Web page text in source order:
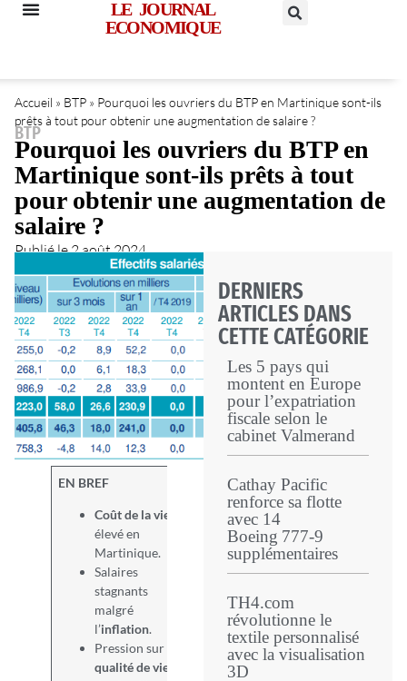
LE JOURNAL
ECONOMIQUE
Accueil » BTP » Pourquoi les ouvriers du BTP en Martinique sont-ils
prêts à tout pour obtenir une augmentation de salaire ?
BTP
Pourquoi les ouvriers du BTP en
Martinique sont-ils prêts à tout
pour obtenir une augmentation de
salaire ?
Publié le2 août 2024
EN BREF
Coût de la vie
élevé en
Martinique.
Salaires
stagnants
malgré
l’inflation.
Pression sur la
qualité de vie
DERNIERS
ARTICLES DANS
CETTE CATÉGORIE
Les 5 pays qui
montent en Europe
pour l’expatriation
fiscale selon le
cabinet Valmerand
Cathay Pacific
renforce sa flotte
avec 14
Boeing 777‑9
supplémentaires
TH4.com
révolutionne le
textile personnalisé
avec la visualisation
3D